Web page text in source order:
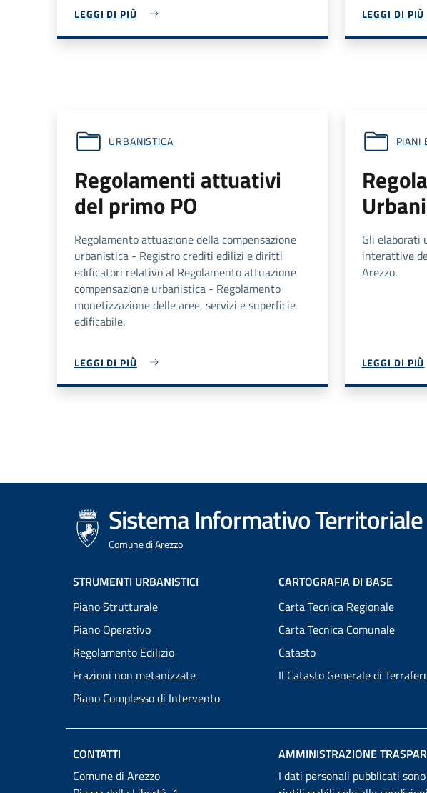
LEGGI DI PIÙ LEGGI DI PIÙ
URBANISTICA
Regolamenti attuativi
del primo PO
Regolamento attuazione della compensazione
urbanistica - Registro crediti edilizi e diritti
edificatori relativo al Regolamento attuazione
compensazione urbanistica - Regolamento
monetizzazione delle aree, servizi e superficie
edificabile.
LEGGI DI PIÙ
PIANI
Gli elaborati
interattive
Arezzo.
LEGGI DI PIÙ
Sistema Informativo Territoriale
Comune di Arezzo
Footer
menu
STRUMENTI URBANISTICI
Piano Strutturale
Piano Operativo
Regolamento Edilizio
Frazioni non metanizzate
Piano Complesso di Intervento
CARTOGRAFIA DI BASE
Carta Tecnica Regionale
Carta Tecnica Comunale
Catasto
Il Catasto Generale di
CONTATTI
Comune di Arezzo
AMMINISTRAZIONE
I dati personali pubblicati sono